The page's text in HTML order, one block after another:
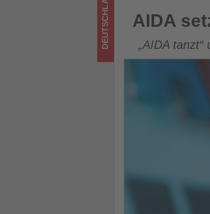
AIDA setzt
DEUTSCHLAND AIDA
„AIDA